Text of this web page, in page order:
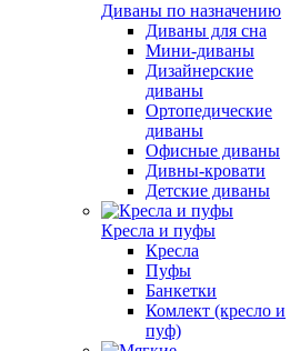
Диваны по назначению
Диваны для сна
Мини-диваны
Дизайнерские
диваны
Ортопедические
диваны
Офисные диваны
Дивны-кровати
Детские диваны
Кресла и пуфы
Кресла
Пуфы
Банкетки
Комлект (кресло и
пуф)